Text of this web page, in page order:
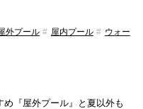
外プール 屋内プール
ウォー
『屋外プール』と夏以外も